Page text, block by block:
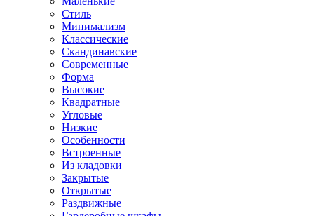
Стиль
Минимализм
Классические
Скандинавские
Современные
Форма
Высокие
Квадратные
Угловые
Низкие
Особенности
Встроенные
Из кладовки
Закрытые
Открытые
Раздвижные